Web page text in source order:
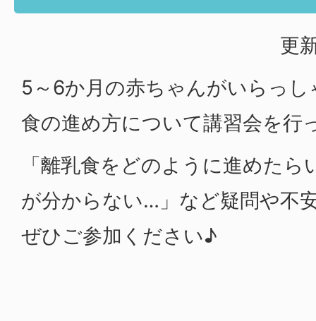
更
5～6か月の赤ちゃんがいらっ
食の進め方について講習会を行
「離乳食をどのように進めた
が分からない…」など疑問や不
ぜひご参加ください♪